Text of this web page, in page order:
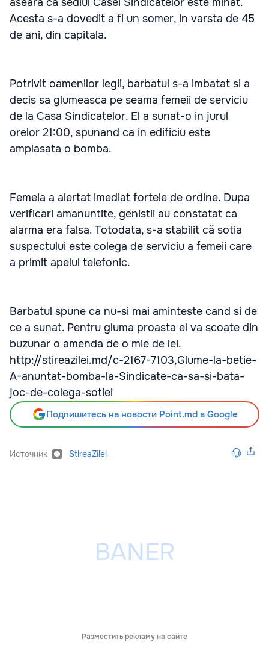
Acesta s-a dovedit a fi un somer, in varsta de 45
de ani, din capitala.
Potrivit oamenilor legii, barbatul s-a imbatat si a
decis sa glumeasca pe seama femeii de serviciu
de la Casa Sindicatelor. El a sunat-o in jurul
orelor 21:00, spunand ca in edificiu este
amplasata o bomba.
Femeia a alertat imediat fortele de ordine. Dupa
verificari amanuntite, genistii au constatat ca
alarma era falsa. Totodata, s-a stabilit că sotia
suspectului este colega de serviciu a femeii care
a primit apelul telefonic.
Barbatul spune ca nu-si mai aminteste cand si de
ce a sunat. Pentru gluma proasta el va scoate din
buzunar o amenda de o mie de lei.
http://stireazilei.md/c-2167-7103,Glume-la-betie-
A-anuntat-bomba-la-Sindicate-ca-sa-si-bata-
joc-de-colega-sotiei
Подпишитесь на новости Point.md в Google
Источник StireaZilei
Разместить рекламу на сайте